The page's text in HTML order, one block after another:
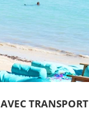
AVEC TRANSPORT